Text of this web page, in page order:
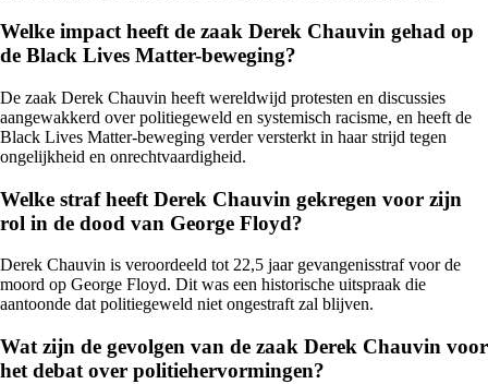
Welke impact heeft de zaak Derek Chauvin gehad op
de Black Lives Matter-beweging?
De zaak Derek Chauvin heeft wereldwijd protesten en discussies
aangewakkerd over politiegeweld en systemisch racisme, en heeft de
Black Lives Matter-beweging verder versterkt in haar strijd tegen
ongelijkheid en onrechtvaardigheid.
Welke straf heeft Derek Chauvin gekregen voor zijn
rol in de dood van George Floyd?
Derek Chauvin is veroordeeld tot 22,5 jaar gevangenisstraf voor de
moord op George Floyd. Dit was een historische uitspraak die
aantoonde dat politiegeweld niet ongestraft zal blijven.
Wat zijn de gevolgen van de zaak Derek Chauvin voor
het debat over politiehervormingen?